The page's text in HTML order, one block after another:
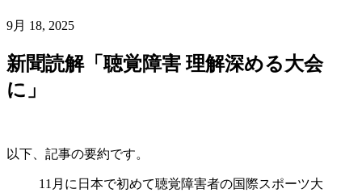
9月 18, 2025
新聞読解「聴覚障害 理解深める大会
に」
以下、記事の要約です。
11月に日本で初めて聴覚障害者の国際スポーツ大